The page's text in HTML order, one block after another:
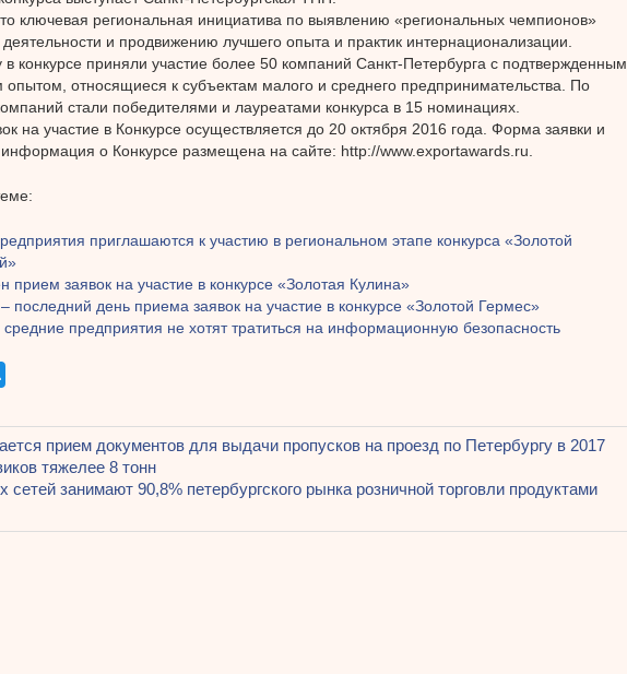
ключевая региональная инициатива по выявлению «региональных чемпионов»
деятельности и продвижению лучшего опыта и практик интернационализации.
в конкурсе приняли участие более 50 компаний Санкт-Петербурга с подтвержденным
опытом, относящиеся к субъектам малого и среднего предпринимательства. По
стали победителями и лауреатами конкурса в 15 номинациях.
на участие в Конкурсе осуществляется до 20 октября 2016 года. Форма заявки и
о Конкурсе размещена на сайте: http://www.exportawards.ru.
приглашаются к участию в региональном этапе конкурса «Золотой
прием заявок на участие в конкурсе «Золотая Кулина»
последний день приема заявок на участие в конкурсе «Золотой Гермес»
предприятия не хотят тратиться на информационную безопасность
прием документов для выдачи пропусков на проезд по Петербургу в 2017
тяжелее 8 тонн
сетей занимают 90,8% петербургского рынка розничной торговли продуктами